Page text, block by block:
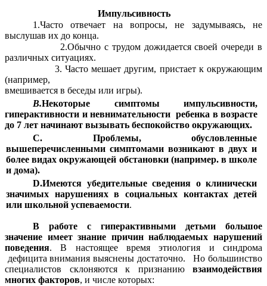
Импульсивность
1.Часто отвечает на вопросы, не задумываясь, не
выслушав их до конца.
2.Обычно с трудом дожидается своей очереди в
различных ситуациях.
3. Часто мешает другим, пристает к окружающим
(например,
вмешивается в беседы или игры).
В.Некоторые симптомы импульсивности,
гиперактивности и невнимательности ребенка в возрасте
до 7 лет начинают вызывать беспокойство окружающих.
C. Проблемы, обусловленные
вышеперечисленными симптомами возникают в двух и
более видах окружающей обстановки (например. в школе
и дома).
D.Имеются убедительные сведения о клинически
значимых нарушениях в социальных контактах детей
или школьной успеваемости.
В работе с гиперактивными детьми большое
значение имеет знание причин наблюдаемых нарушений
поведения. В настоящее время этиология и синдрома
дефицита внимания выяснены достаточно. Но большинство
специалистов склоняются к признанию взаимодействия
многих факторов, и числе которых: